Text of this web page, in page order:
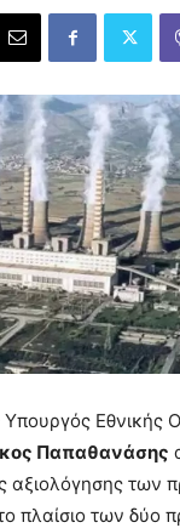
Εθνικής
Παπαθανάσης
αξιολόγησης των
πλαίσιο των δύο